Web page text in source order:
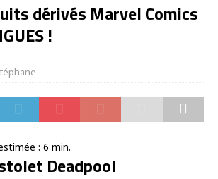
dérivés Marvel Comics
!
: 6 min.
Deadpool